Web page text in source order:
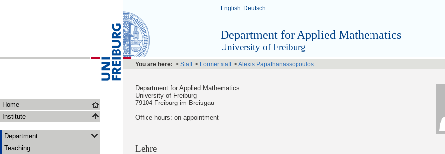
Home
Institute
Department
Teaching
English Deutsch
Department for Applied Mathematics
University of Freiburg
You are here: > Staff > Former staff >Alexis Papathanassopoulos
Department for Applied Mathematics
University of Freiburg
79104 Freiburg im Breisgau
Office hours: on appointment
Lehre